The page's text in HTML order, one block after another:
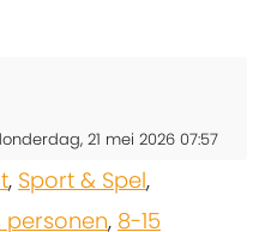
21 mei 2026 07:57
, Sport & Spel,
personen, 8-15